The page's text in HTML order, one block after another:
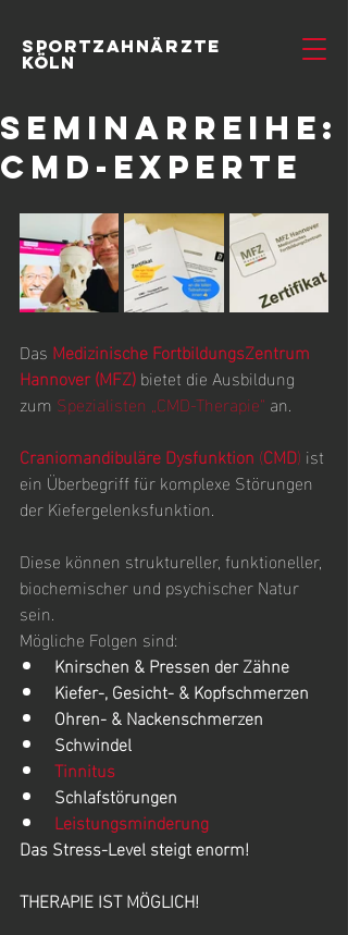
SportzahnÄrzte
Köln
Seminarreihe:
CMD-Experte
Das Medizinische FortbildungsZentrum
Hannover (MFZ) bietet die Ausbildung
zum Spezialisten „CMD-Therapie“ an.
Craniomandibuläre Dysfunktion (CMD) ist
ein Überbegriff für komplexe Störungen
der Kiefergelenksfunktion.
Diese können struktureller, funktioneller,
biochemischer und psychischer Natur
sein.
Mögliche Folgen sind:
Knirschen & Pressen der Zähne
Kiefer-, Gesicht- & Kopfschmerzen
Ohren- & Nackenschmerzen
Schwindel
Tinnitus
Schlafstörungen
Leistungsminderung
Das Stress-Level steigt enorm!
THERAPIE IST MÖGLICH!